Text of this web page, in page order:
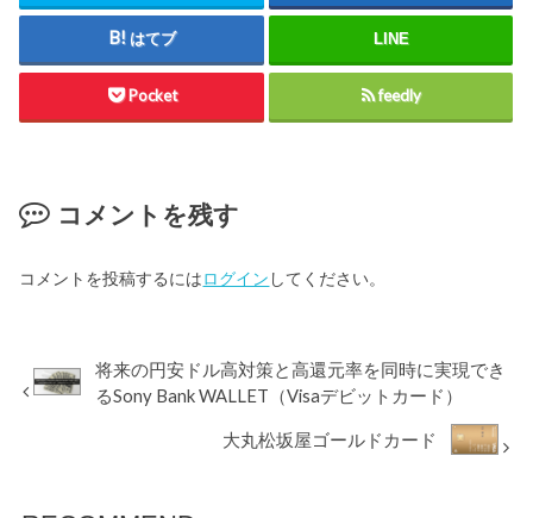
はてブ LINE
Pocket feedly
コメントを残す
コメントを投稿するにはログイン してください。
将来の円安ドル高対策と高還元率を同時に実現でき
るSony Bank WALLET（Visaデビットカード）
大丸松坂屋ゴールドカード